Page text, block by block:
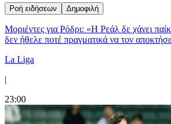
Ροή ειδήσεων Δημοφιλή
Μοριέντες για Ρόδρι: «Η Ρεάλ δε χάνει
δεν ήθελε ποτέ πραγματικά να τον
La Liga
|
23:00